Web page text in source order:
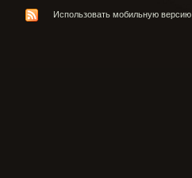
Использовать мобильную версию